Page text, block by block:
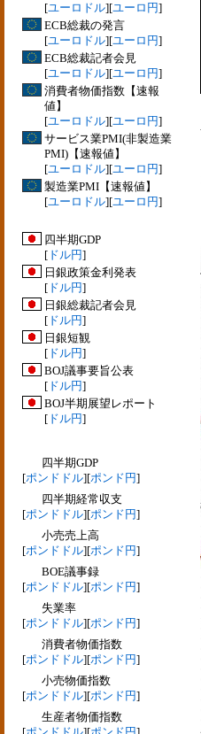
[ユーロドル][ユーロ円]
ECB総裁の発言
[ユーロドル][ユーロ円]
ECB総裁記者会見
[ユーロドル][ユーロ円]
消費者物価指数【速報
値】
[ユーロドル][ユーロ円]
サービス業PMI(非製造業
PMI)【速報値】
[ユーロドル][ユーロ円]
製造業PMI【速報値】
[ユーロドル][ユーロ円]
四半期GDP
[ ドル円]
日銀政策金利発表
[ ドル円]
日銀総裁記者会見
[ ドル円]
日銀短観
[ ドル円]
BOJ議事要旨公表
[ ドル円]
BOJ半期展望レポート
[ ドル円]
四半期GDP
[ポンドドル][ポンド円]
四半期経常収支
[ポンドドル][ポンド円]
小売売上高
[ポンドドル][ポンド円]
BOE議事録
[ポンドドル][ポンド円]
失業率
[ポンドドル][ポンド円]
消費者物価指数
[ポンドドル][ポンド円]
小売物価指数
[ポンドドル][ポンド円]
生産者物価指数